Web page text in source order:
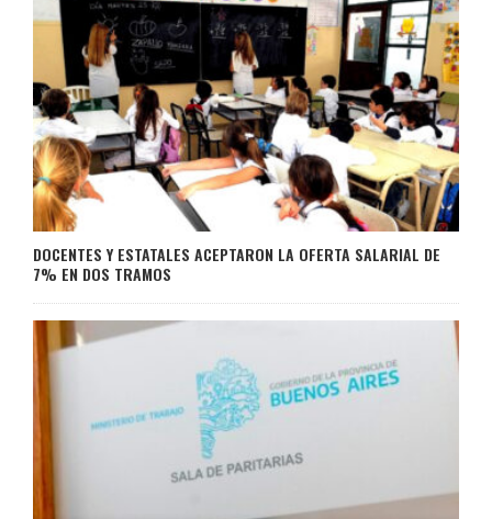
DOCENTES Y ESTATALES ACEPTARON LA OFERTA SALARIAL DE
7% EN DOS TRAMOS